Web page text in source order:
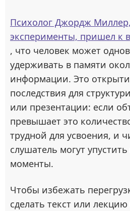
Психолог Джордж
эксперименты, пришел к
, что человек может
удерживать в памяти
информации. Это
последствия для
или презентации: если
превышает это
трудной для усвоения, и
слушатель могут
моменты.
Чтобы избежать
сделать текст или